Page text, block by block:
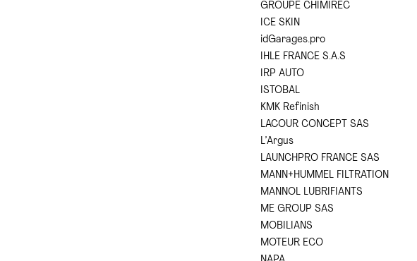
GROUPE CHIMIREC
ICE SKIN
idGarages.pro
IHLE FRANCE S.A.S
IRP AUTO
ISTOBAL
KMK Refinish
LACOUR CONCEPT SAS
L’Argus
LAUNCHPRO FRANCE SAS
MANN+HUMMEL FILTRATION
MANNOL LUBRIFIANTS
ME GROUP SAS
MOBILIANS
MOTEUR ECO